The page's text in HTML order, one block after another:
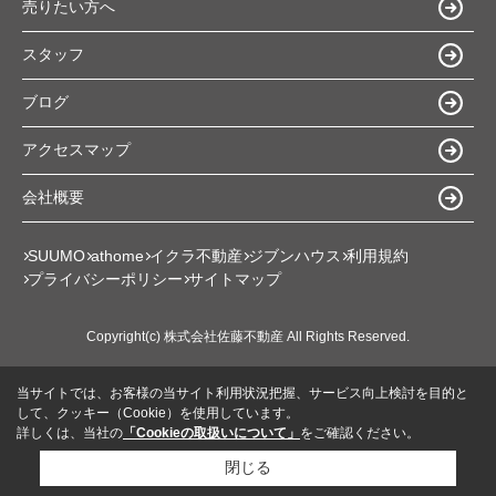
売りたい方へ
スタッフ
ブログ
アクセスマップ
会社概要
SUUMO athome イクラ不動産 ジブンハウス 利用規約
プライバシーポリシー サイトマップ
Copyright(c) 株式会社佐藤不動産 All Rights Reserved.
当サイトでは、お客様の当サイト利用状況把握、サービス向上検討を目的と
して、クッキー（Cookie）を使用しています。
詳しくは、当社の 「Cookieの取扱いについて」 をご確認ください。
閉じる